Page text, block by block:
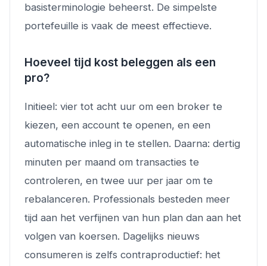
basisterminologie beheerst. De simpelste
portefeuille is vaak de meest effectieve.
Hoeveel tijd kost beleggen als een
pro?
Initieel: vier tot acht uur om een broker te
kiezen, een account te openen, en een
automatische inleg in te stellen. Daarna: dertig
minuten per maand om transacties te
controleren, en twee uur per jaar om te
rebalanceren. Professionals besteden meer
tijd aan het verfijnen van hun plan dan aan het
volgen van koersen. Dagelijks nieuws
consumeren is zelfs contraproductief: het